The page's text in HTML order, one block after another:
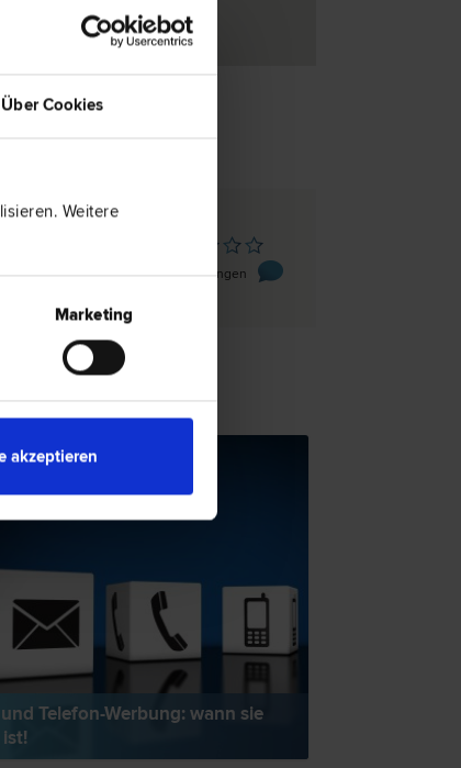
Über Cookies
Weitere
Marketing
akzeptieren
0 Bewertungen
Telefon-Werbung: wann sie